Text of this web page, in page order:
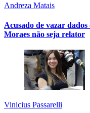
Andreza Matais
Acusado de vazar
Moraes não seja relator
Vinicius Passarelli